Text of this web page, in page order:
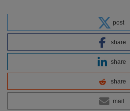
post
share
share
share
mail